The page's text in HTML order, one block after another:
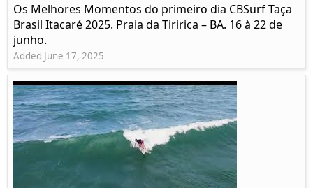
Os Melhores Momentos do primeiro dia CBSurf Taça
Brasil Itacaré 2025. Praia da Tiririca – BA. 16 à 22 de
junho.
Added June 17, 2025